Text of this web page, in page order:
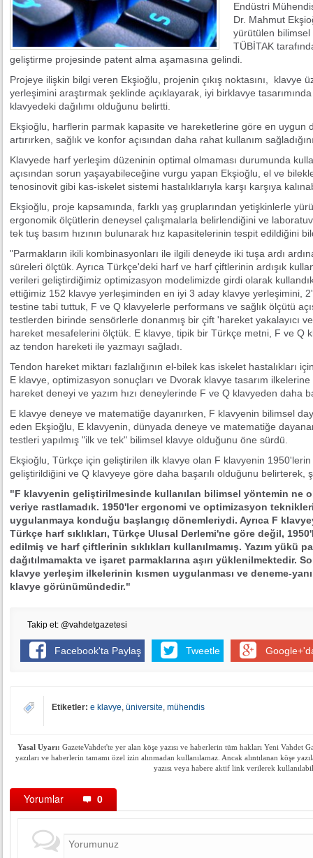
Endüstri
Dr. Mahmut
yürütülen bilimsel
TÜBİTAK
geliştirme projesinde patent alma aşamasına gelindi.
Projeye ilişkin bilgi veren Ekşioğlu, projenin çıkış noktasını, klavye
yerleşimini araştırmak şeklinde açıklayarak, iyi birklavye
klavyedeki dağılımı olduğunu belirtti.
Ekşioğlu, harflerin parmak kapasite ve hareketlerine göre en uygun
artırırken, sağlık ve konfor açısından daha rahat kullanım
Klavyede harf yerleşim düzeninin optimal olmaması durumunda
açısından sorun yaşayabileceğine vurgu yapan Ekşioğlu, el ve
tenosinovit gibi kas-iskelet sistemi hastalıklarıyla karşı karşıya
Ekşioğlu, proje kapsamında, farklı yaş gruplarından yetişkinlerle
ergonomik ölçütlerin deneysel çalışmalarla belirlendiğini ve
tek tuş basım hızının bulunarak hız kapasitelerinin tespit edildiğini
"Parmakların ikili kombinasyonları ile ilgili deneyde iki tuşa ardı
süreleri ölçtük. Ayrıca Türkçe'deki harf ve harf çiftlerinin ardışık
verileri geliştirdiğimiz optimizasyon modelimizde girdi olarak
ettiğimiz 152 klavye yerleşiminden en iyi 3 aday klavye yerleşimini,
testine tabi tuttuk, F ve Q klavyelerle performans ve sağlık ölçütü
testlerden birinde sensörlerle donanmış bir çift 'hareket yakalayıcı
hareket mesafelerini ölçtük. E klavye, tipik bir Türkçe metni, F ve Q
az tendon hareketi ile yazmayı sağladı.
Tendon hareket miktarı fazlalığının el-bilek kas iskelet hastalıkları
E klavye, optimizasyon sonuçları ve Dvorak klavye tasarım
hareket deneyi ve yazım hızı deneylerinde F ve Q klavyeden daha
E klavye deneye ve matematiğe dayanırken, F klavyenin bilimsel
eden Ekşioğlu, E klavyenin, dünyada deneye ve matematiğe
testleri yapılmış "ilk ve tek" bilimsel klavye olduğunu öne sürdü.
Ekşioğlu, Türkçe için geliştirilen ilk klavye olan F klavyenin
geliştirildiğini ve Q klavyeye göre daha başarılı olduğunu belirterek,
"F klavyenin geliştirilmesinde kullanılan bilimsel yöntemin ne
veriye rastlamadık. 1950'ler ergonomi ve optimizasyon
uygulanmaya konduğu başlangıç dönemleriydi. Ayrıca F
Türkçe harf sıklıkları, Türkçe Ulusal Derlemi'ne göre değil,
edilmiş ve harf çiftlerinin sıklıkları kullanılmamış. Yazım yükü
dağıtılmamakta ve işaret parmaklarına aşırı yüklenilmektedir.
klavye yerleşim ilkelerinin kısmen uygulanması ve deneme-
klavye görünümündedir."
Takip et: @vahdetgazetesi
Facebook'ta Paylaş Tweetle
Etiketler: e klavye, üniversite, mühendis
Yasal Uyarı: GazeteVahdet'te yer alan köşe yazısı ve haberlerin tüm hakları Yeni Vahdet
yazıları ve haberlerin tamamı özel izin alınmadan kullanılamaz. Ancak alıntılanan köşe
yazısı veya habere aktif link verilerek
Yorumlar 0